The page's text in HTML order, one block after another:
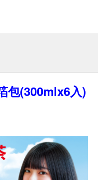
包(300mlx6入)